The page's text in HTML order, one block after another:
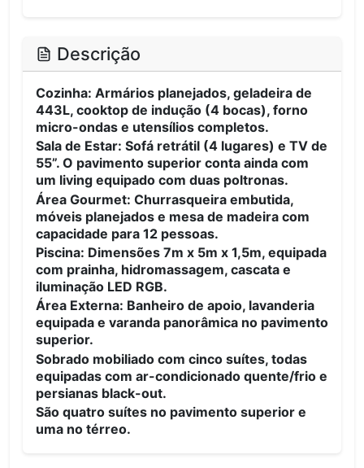
Descrição
Cozinha: Armários planejados, geladeira de
443L, cooktop de indução (4 bocas), forno
micro-ondas e utensílios completos.
Sala de Estar: Sofá retrátil (4 lugares) e TV de
55”. O pavimento superior conta ainda com
um living equipado com duas poltronas.
Área Gourmet: Churrasqueira embutida,
móveis planejados e mesa de madeira com
capacidade para 12 pessoas.
Piscina: Dimensões 7m x 5m x 1,5m, equipada
com prainha, hidromassagem, cascata e
iluminação LED RGB.
Área Externa: Banheiro de apoio, lavanderia
equipada e varanda panorâmica no pavimento
superior.
Sobrado mobiliado com cinco suítes, todas
equipadas com ar-condicionado quente/frio e
persianas black-out.
São quatro suítes no pavimento superior e
uma no térreo.